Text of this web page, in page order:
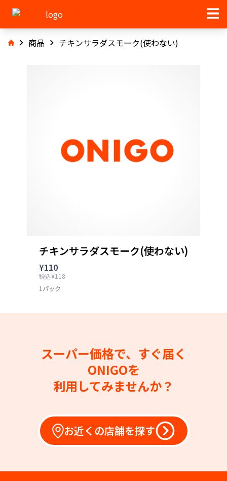
商品 チキンサラダスモーク(使わない)
チキンサラダスモーク(使わない)
¥110
税込¥118
1パック
スーパー価格で、すぐ届く
ONIGOを
利用してみませんか？
お近くの店舗を探す